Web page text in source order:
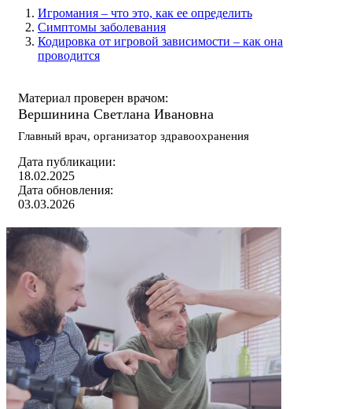
Игромания – что это, как ее определить
Симптомы заболевания
Кодировка от игровой зависимости – как она
проводится
Материал проверен врачом:
Вершинина Светлана Ивановна
Главный врач, организатор здравоохранения
Дата публикации:
18.02.2025
Дата обновления:
03.03.2026